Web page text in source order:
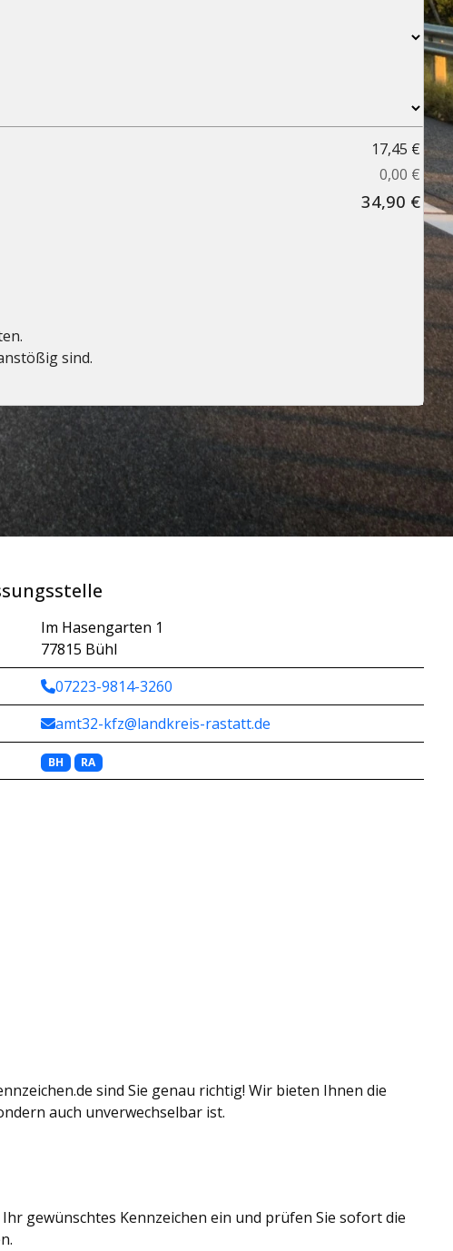
Im Hasengarten 1
77815 Bühl
07223-9814-3260
amt32-kfz@landkreis-rastatt.de
BH RA
sind Sie genau richtig! Wir bieten Ihnen die
auch unverwechselbar ist.
gewünschtes Kennzeichen ein und prüfen Sie sofort die